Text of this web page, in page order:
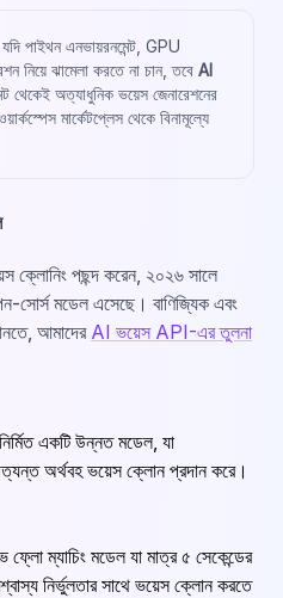
পাইথন এনভায়রনমেন্ট, GPU
নিয়ে ঝামেলা করতে না চান, তবে AI
অত্যাধুনিক ভয়েস জেনারেশনের
মার্কেটপ্লেস থেকে বিনামূল্যে
ক্লোনিং পছন্দ করেন, ২০২৬ সালে
সোর্স মডেল এসেছে। বাণিজ্যিক এবং
আমাদের AI ভয়েস API-এর তুলনা
একটি উন্নত মডেল, যা
অর্থবহ ভয়েস ক্লোন প্রদান করে।
ম্যাচিং মডেল যা মাত্র ৫ সেকেন্ডের
নির্ভুলতার সাথে ভয়েস ক্লোন করতে